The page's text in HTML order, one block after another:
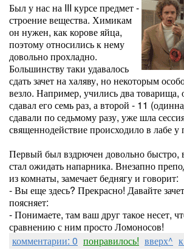
Был у нас на III курсе предмет -
строение вещества. Химикам
он нужен, как корове яйца,
поэтому относились к нему
довольно прохладно.
Большинству таки удавалось
сдать зачет на халяву, но некоторым
везло. Например, учились два товарища,
сдавал его семь раз, а второй - 11
сдавали по седьмому разу, уже шла
священнодействие происходило в лабе у
Первый был вздрючен довольно быстро,
стал ожидать напарника. Внезапно
из комнаты, замечает беднягу и говорит:
- Вы еще здесь? Прекрасно! Давайте
поясняет:
- Понимаете, там ваш друг такое несет,
сравнению с ним просто Ломоносов!
комментарии: 0 понравилось! вверх^